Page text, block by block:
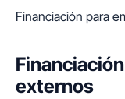
Financiación para
externos